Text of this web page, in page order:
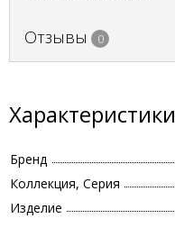
Отзывы 0
Характеристики
Бренд
Коллекция, Серия
Изделие